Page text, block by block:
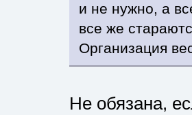
и не нужно, а
все же
Организация
Не обязана,